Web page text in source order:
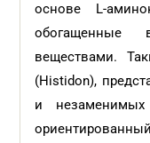
основе L-
обогащенные
веществами.
(Histidon),
и